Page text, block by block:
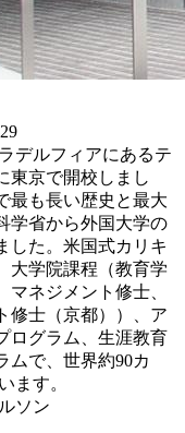
デルフィアにあるテ
東京で開校しまし
最も長い歴史と最大
学省から外国大学の
した。米国式カリキ
大学院課程（教育学
ネジメント修士、
修士（京都））、ア
ログラム、生涯教育
ムで、世界約90カ
ます。
ソン